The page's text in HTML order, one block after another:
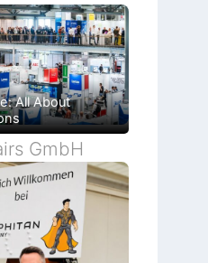
All About
GmbH